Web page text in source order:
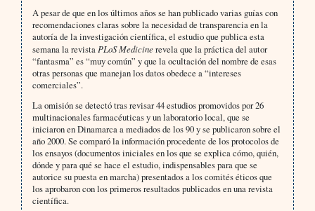
A pesar de que en los últimos años se han publicado varias guías con
recomendaciones claras sobre la necesidad de transparencia en la
autoría de la investigación científica, el estudio que publica esta
semana la revista PLoS Medicinerevela que la práctica del autor
“fantasma” es “muy común” y que la ocultación del nombre de esas
otras personas que manejan los datos obedece a “intereses
comerciales”.
La omisión se detectó tras revisar 44 estudios promovidos por 26
multinacionales farmacéuticas y un laboratorio local, que se
iniciaron en Dinamarca a mediados de los 90 y se publicaron sobre el
año 2000. Se comparó la información procedente de los protocolos de
los ensayos (documentos iniciales en los que se explica cómo, quién,
dónde y para qué se hace el estudio, indispensables para que se
autorice su puesta en marcha) presentados a los comités éticos que
los aprobaron con los primeros resultados publicados en una revista
científica.